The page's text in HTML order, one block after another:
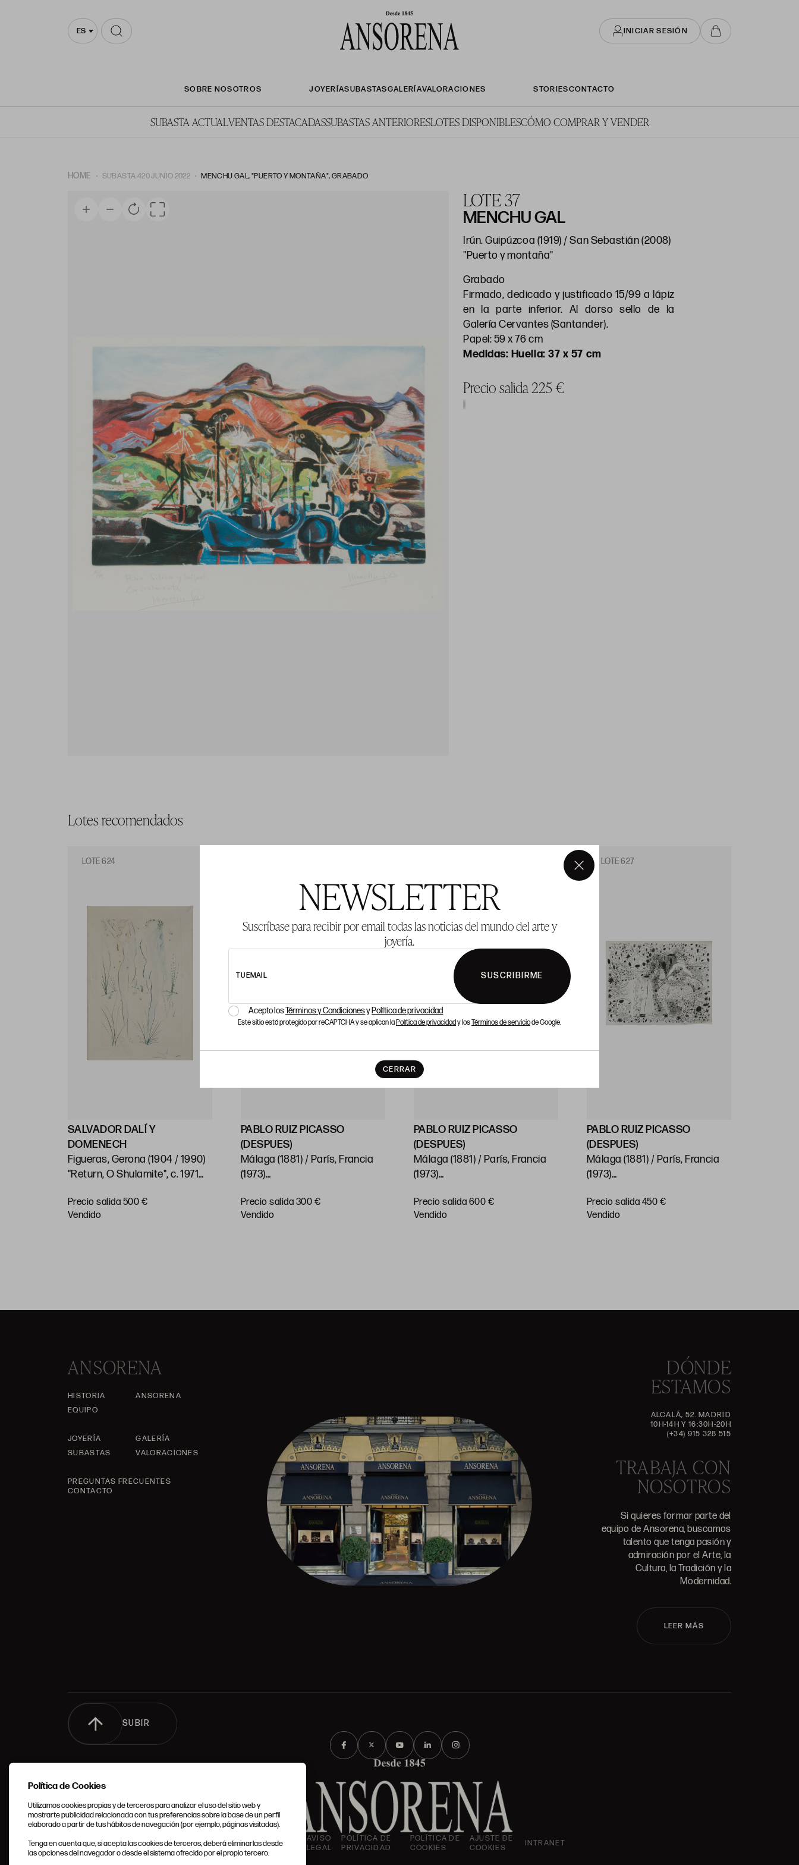
NEWSLETTER
Suscríbase para recibir por email todas las noticias del mundo del arte y
joyería.
TU EMAIL SUSCRIBIRME
Acepto losTérminos y Condicionesy Política de privacidad
Este sitio está protegido por reCAPTCHA y se aplican laPolítica de privacidady losTérminos de serviciode Google.
CERRAR
×
ES INICIAR SESIÓN
SOBRE NOSOTROS JOYERÍASUBASTASGALERÍAVALORACIONES STORIESCONTACTO
SUBASTA ACTUALVENTAS DESTACADASSUBASTAS ANTERIORESLOTES DISPONIBLESCÓMO COMPRAR Y VENDER
HOME SUBASTA 420 JUNIO 2022 MENCHU GAL, "PUERTO Y MONTAÑA", GRABADO
LOTE 37
MENCHU GAL
Irún. Guipúzcoa (1919) / San Sebastián (2008)
"Puerto y montaña"
Grabado
Firmado, dedicado y justificado 15/99 a lápiz
en la parte inferior. Al dorso sello de la
Galería Cervantes (Santander).
Papel: 59 x 76 cm
Huella: 37 x 57 cm
Precio salida 225 €
Lotes recomendados
LOTE 624
SALVADOR DALÍ Y
DOMENECH
Figueras, Gerona (1904 / 1990)
"Return, O Shulamite", c. 1971
Precio salida 500 €
vendido
PABLO RUIZ PICASSO
(DESPUES)
Málaga (1881) / París, Francia
(1973)
Encuadre: 54 x 37 cm
Precio salida 300 €
vendido
PABLO RUIZ PICASSO
(DESPUES)
Málaga (1881) / París, Francia
(1973)
48,5 x 64,5 cm
Precio salida 600 €
vendido
LOTE 627
PABLO RUIZ PICASSO
(DESPUES)
Málaga (1881) / París, Francia
(1973)
Huella: 50 x 65 cm; papel: 52,5
x 66,5 cm
Precio salida 450 €
vendido
ANSORENA
HISTORIA
ANSORENA
EQUIPO
JOYERÍA
GALERÍA
SUBASTAS
VALORACIONES
PREGUNTAS FRECUENTES
CONTACTO
DÓNDE
ESTAMOS
ALCALÁ, 52. MADRID
10H-14H Y 16:30H-20H
(+34) 915 328 515
TRABAJA CON
NOSOTROS
Si quieres formar parte del
equipo de Ansorena, buscamos
talento que tenga pasión y
admiración por el Arte, la
Cultura, la Tradición y la
Modernidad.
LEER MÁS
SUBIR
GENERALES
AVISO
LEGAL
POLÍTICA DE
PRIVACIDAD
POLÍTICA DE
COOKIES
AJUSTE DE
COOKIES
INTRANET
Política de Cookies
Utilizamos cookies propias y de terceros para analizar el uso del sitio web y
mostrarte publicidad relacionada con tus preferencias sobre la base de un perfil
elaborado a partir de tus hábitos de navegación (por ejemplo, páginas visitadas).
Tenga en cuenta que, si acepta las cookies de terceros, deberá eliminarlas desde
las opciones del navegador o desde el sistema ofrecido por el propio tercero.